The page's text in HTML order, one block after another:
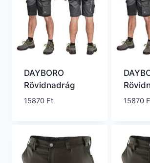
DAYBORO
Rövidnadrág
15870 Ft 15870